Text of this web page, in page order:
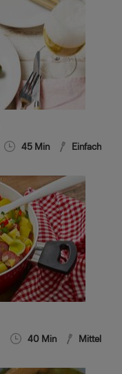
45 Min Einfach
40 Min Mittel